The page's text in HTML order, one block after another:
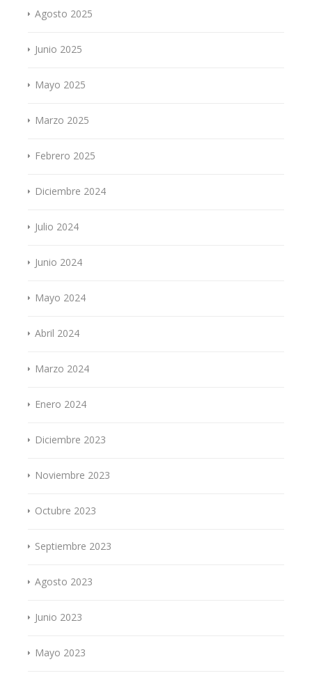
Agosto 2025
Junio 2025
Mayo 2025
Marzo 2025
Febrero 2025
Diciembre 2024
Julio 2024
Junio 2024
Mayo 2024
Abril 2024
Marzo 2024
Enero 2024
Diciembre 2023
Noviembre 2023
Octubre 2023
Septiembre 2023
Agosto 2023
Junio 2023
Mayo 2023